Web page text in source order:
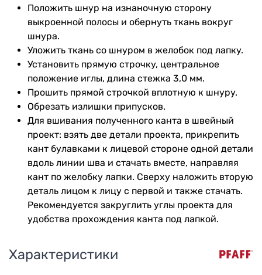
Положить шнур на изнаночную сторону
выкроенной полосы и обернуть ткань вокруг
шнура.
Уложить ткань со шнуром в желобок под лапку.
Установить прямую строчку, центральное
положение иглы, длина стежка 3,0 мм.
Прошить прямой строчкой вплотную к шнуру.
Обрезать излишки припусков.
Для вшивания полученного канта в швейный
проект: взять две детали проекта, прикрепить
кант булавками к лицевой стороне одной детали
вдоль линии шва и стачать вместе, направляя
кант по желобку лапки. Сверху наложить вторую
деталь лицом к лицу с первой и также стачать.
Рекомендуется закруглить углы проекта для
удобства прохождения канта под лапкой.
Характеристики